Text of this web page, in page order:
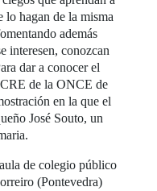
lo hagan de la misma
además
interesen, conozcan
dar a conocer el
de la ONCE de
en la que el
José Souto, un
de colegio público
(Pontevedra)